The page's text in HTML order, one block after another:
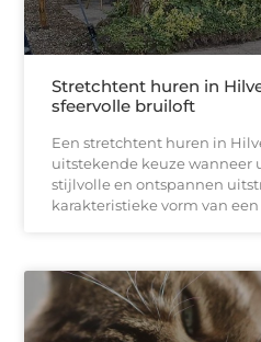
Stretchtent huren in
sfeervolle bruiloft
Een stretchtent huren in
uitstekende keuze wanneer
stijlvolle en ontspannen
karakteristieke vorm van een